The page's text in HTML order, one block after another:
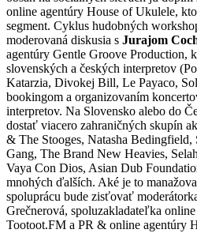
online agentúry House of Ukulele,
segment. Cyklus hudobných
moderovaná diskusia s Jurajom
agentúry Gentle Groove Production,
slovenských a českých interpretov
Katarzia, Divokej Bill, Le Payaco,
bookingom a organizovaním
interpretov. Na Slovensko alebo do
dostať viacero zahraničných skupín
& The Stooges, Natasha
Gang, The Brand New Heavies,
Vaya Con Dios, Asian Dub
mnohých ďalších. Aké je to
spoluprácu bude zisťovať
Grečnerová, spoluzakladateľka
Tootoot.FM a PR & online agentúry